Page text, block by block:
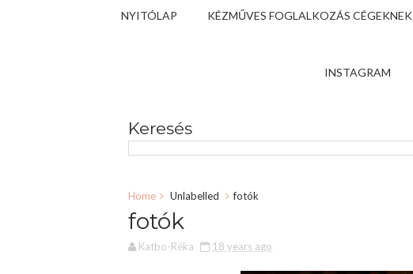
NYITÓLAP KÉZMŰVES FOGLALKOZÁS CÉGEKNEK
INSTAGRAM
Keresés
Home Unlabelled fotók
fotók
Katbo-Réka 18 years ago